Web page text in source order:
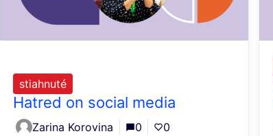
Hatred on social media
stiahnuté
Zarina Korovina 0 0